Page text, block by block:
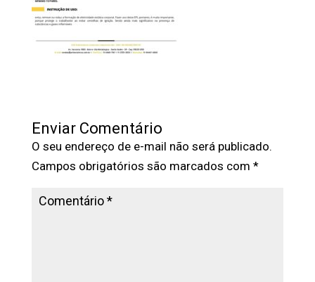
Enviar Comentário
O seu endereço de e-mail não será publicado.
Campos obrigatórios são marcados com *